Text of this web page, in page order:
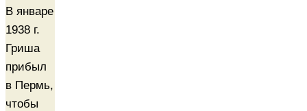
В январе
1938 г.
Гриша
прибыл
в Пермь,
чтобы